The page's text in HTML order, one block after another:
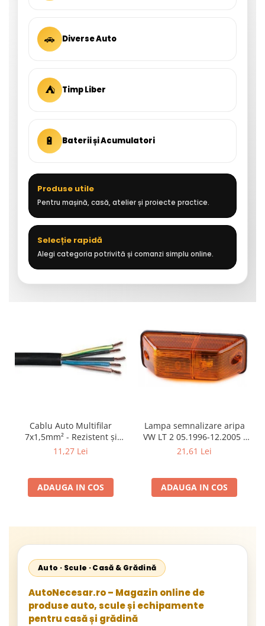
🚗 Diverse Auto
⛺ Timp Liber
🔋 Baterii și Acumulatori
Produse utile
Pentru mașină, casă, atelier și proiecte practice.
Selecție rapidă
Alegi categoria potrivită și comanzi simplu online.
Cablu Auto Multifilar
7x1,5mm² - Rezistent și
Flexibil pentru Remorci 12V-
11,27 Lei
ADAUGA IN COS
Lampa semnalizare aripa
VW LT 2 05.1996-12.2005 ;
Mercedes Sprinter 1995-
Neoplan Euroliner,
Starliner,Centroliner,
21,61 Lei
ADAUGA IN COS
Auto · Scule · Casă & Grădină
AutoNecesar.ro – Magazin online de
produse auto, scule și echipamente
pentru casă și grădină